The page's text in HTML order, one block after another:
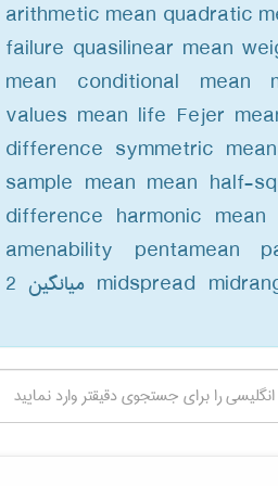
arithmetic mean quadratic
failure quasilinear mean
mean conditional mean
values mean life Fejer
difference symmetric
sample mean mean half-
difference harmonic
amenability pentamean
midspread midrange mid-mean ، 1 میانگین 2